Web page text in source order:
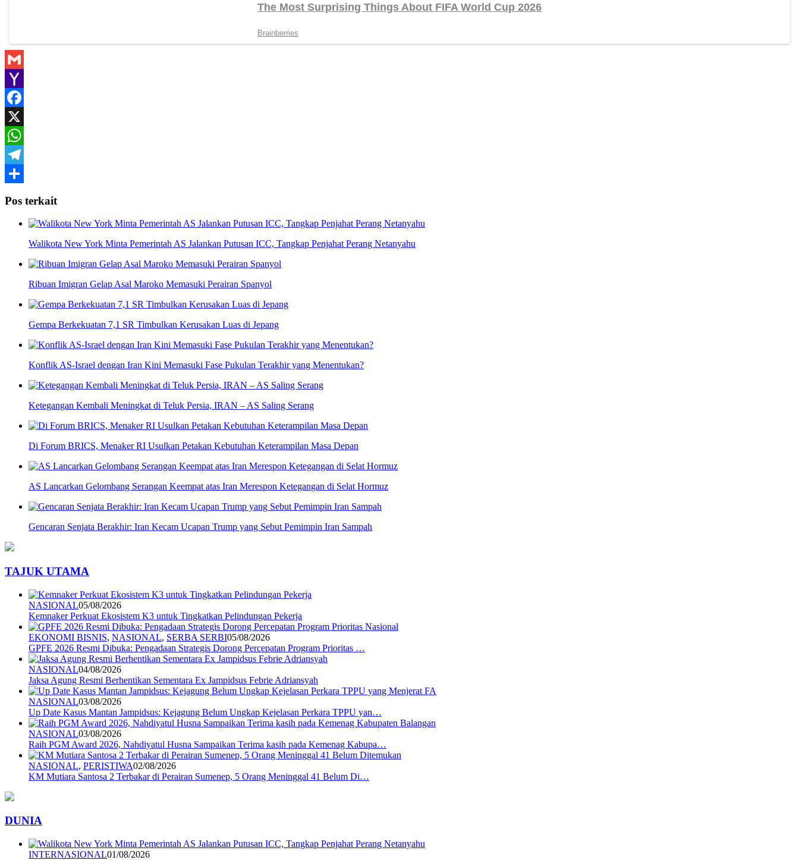
Gmail
Yahoo
Mail
Facebook
X
WhatsApp
Telegram
Pos terkait
Walikota New York Minta Pemerintah AS Jalankan Putusan ICC, Tangkap Penjahat Perang Netanyahu
Ribuan Imigran Gelap Asal Maroko Memasuki Perairan Spanyol
Gempa Berkekuatan 7,1 SR Timbulkan Kerusakan Luas di Jepang
Konflik AS-Israel dengan Iran Kini Memasuki Fase Pukulan Terakhir yang Menentukan?
Ketegangan Kembali Meningkat di Teluk Persia, IRAN – AS Saling Serang
Di Forum BRICS, Menaker RI Usulkan Petakan Kebutuhan Keterampilan Masa Depan
AS Lancarkan Gelombang Serangan Keempat atas Iran Merespon Ketegangan di Selat Hormuz
Gencaran Senjata Berakhir: Iran Kecam Ucapan Trump yang Sebut Pemimpin Iran Sampah
TAJUK UTAMA
NASIONAL05/08/2026
Kemnaker Perkuat Ekosistem K3 untuk Tingkatkan Pelindungan Pekerja
EKONOMI BISNIS, NASIONAL, SERBA SERBI05/08/2026
GPFE 2026 Resmi Dibuka: Pengadaan Strategis Dorong Percepatan Program Prioritas …
NASIONAL04/08/2026
Jaksa Agung Resmi Berhentikan Sementara Ex Jampidsus Febrie Adriansyah
NASIONAL03/08/2026
Up Date Kasus Mantan Jampidsus: Kejagung Belum Ungkap Kejelasan Perkara TPPU yan…
NASIONAL03/08/2026
Raih PGM Award 2026, Nahdiyatul Husna Sampaikan Terima kasih pada Kemenag Kabupa…
NASIONAL, PERISTIWA02/08/2026
KM Mutiara Santosa 2 Terbakar di Perairan Sumenep, 5 Orang Meninggal 41 Belum Di…
DUNIA
INTERNASIONAL01/08/2026